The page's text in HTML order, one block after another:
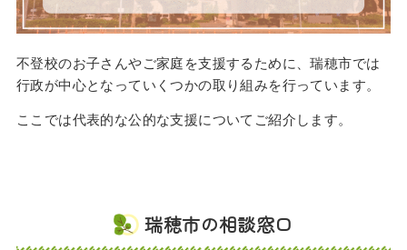
不登校のお子さんやご家庭を支援するために、瑞穂市では
行政が中心となっていくつかの取り組みを行っています。
ここでは代表的な公的な支援についてご紹介します。
瑞穂市の相談窓口